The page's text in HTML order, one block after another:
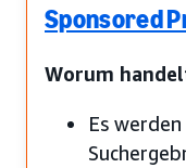
Sponsored
Worum
Es